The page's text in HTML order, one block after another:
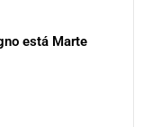
está Marte